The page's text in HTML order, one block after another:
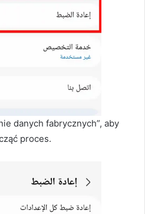
danych fabrycznych”, aby
proces.